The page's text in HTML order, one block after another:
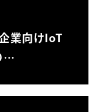
業向けIoT
…